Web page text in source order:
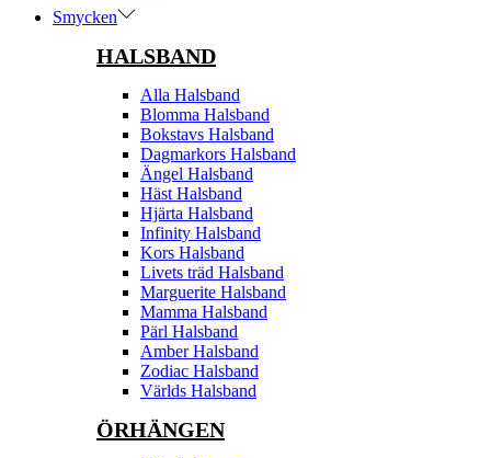
Smycken
HALSBAND
Alla Halsband
Blomma Halsband
Bokstavs Halsband
Dagmarkors Halsband
Ängel Halsband
Häst Halsband
Hjärta Halsband
Infinity Halsband
Kors Halsband
Livets träd Halsband
Marguerite Halsband
Mamma Halsband
Pärl Halsband
Amber Halsband
Zodiac Halsband
Världs Halsband
ÖRHÄNGEN